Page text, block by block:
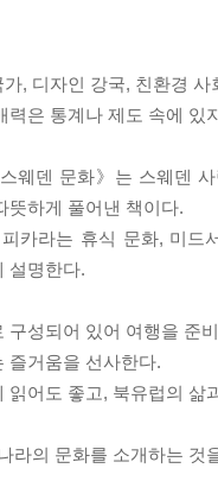
, 디자인 강국, 친환경
력은 통계나 제도 속에
스웨덴 문화》는 스웨덴
뜻하게 풀어낸 책이다.
카라는 휴식 문화, 미
설명한다.
구성되어 있어 여행을 준
즐거움을 선사한다.
읽어도 좋고, 북유럽의 삶
라의 문화를 소개하는